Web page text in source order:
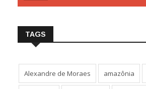
TAGS
Alexandre de Moraes amazônia